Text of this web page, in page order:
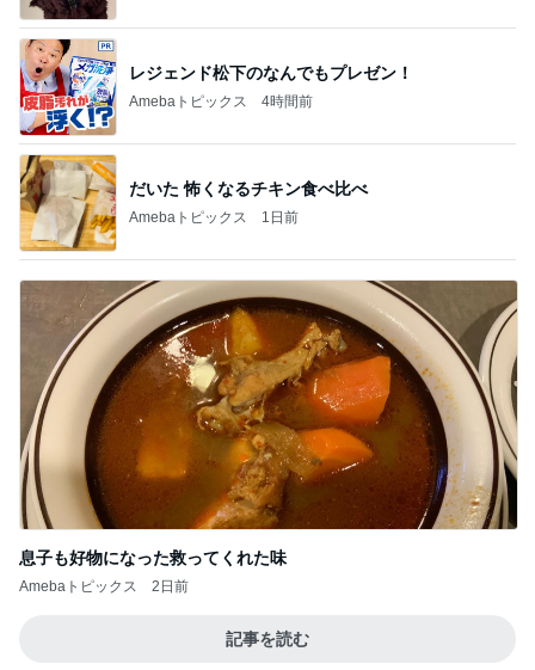
レジェンド松下のなんでもプレゼン！
Amebaトピックス 4時間前
だいた 怖くなるチキン食べ比べ
Amebaトピックス 1日前
息子も好物になった救ってくれた味
Amebaトピックス 2日前
記事を読む